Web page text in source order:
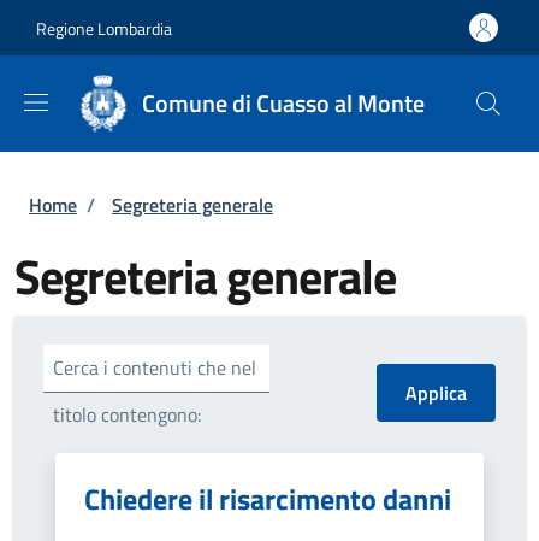
Regione Lombardia
Comune di Cuasso al Monte
Briciole di pane
Home / Segreteria generale
Segreteria generale
Cerca i contenuti che nel
titolo contengono:
Chiedere il risarcimento danni